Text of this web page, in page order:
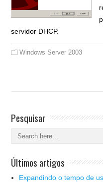
servidor DHCP.
Windows Server 2003
Pesquisar
Últimos artigos
Expandindo o tempo de